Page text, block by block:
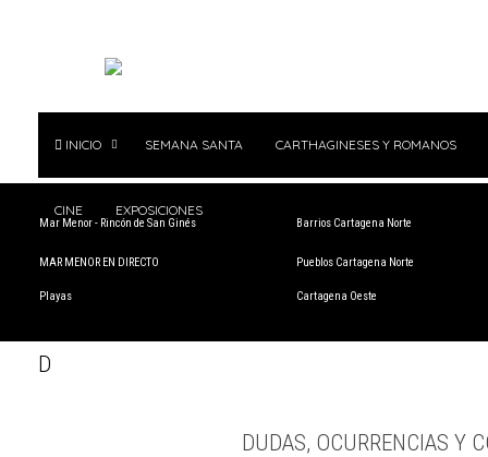
INICIO SEMANA SANTA CARTHAGINESES Y ROMANOS
CINE EXPOSICIONES
Mar Menor - Rincón de San Ginés
MAR MENOR EN DIRECTO
Playas
Barrios Cartagena Norte
Pueblos Cartagena Norte
Cartagena Oeste
D
DUDAS, OCURRENCIAS Y